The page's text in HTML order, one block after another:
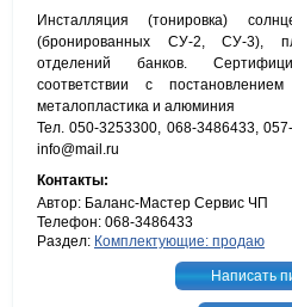
Инсталляция (тонировка)
(бронированных СУ-2, СУ-3),
отделений банков.
соответствии с
металопластика и алюминия
Тел. 050-3253300, 068-3486433,
info@mail.ru
Контакты:
Автор: Баланс-Мастер Сервис ЧП
Телефон: 068-3486433
Раздел: Комплектующие: продаю
Написать